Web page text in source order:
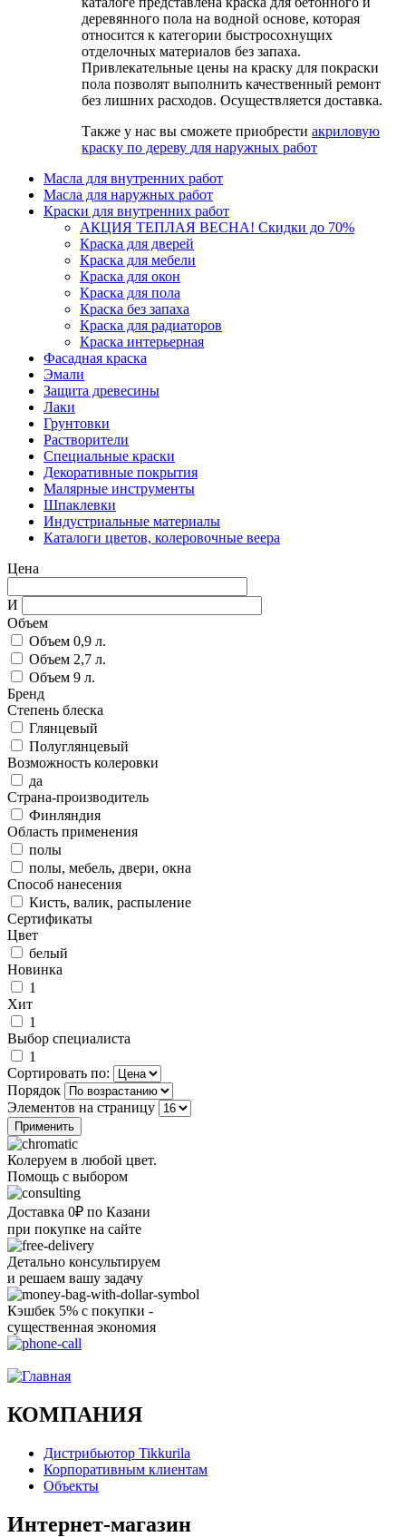
деревянного пола на водной основе, которая
относится к категории быстросохнущих
отделочных материалов без запаха.
Привлекательные цены на краску для покраски
пола позволят выполнить качественный ремонт
без лишних расходов. Осуществляется доставка.
Также у нас вы сможете приобрестиакриловую
краску по дереву для наружных работ
Масла для внутренних работ
Масла для наружных работ
Краски для внутренних работ
АКЦИЯ ТЕПЛАЯ ВЕСНА! Скидки до 70%
Краска для дверей
Краска для мебели
Краска для окон
Краска для пола
Краска без запаха
Краска для радиаторов
Краска интерьерная
Фасадная краска
Эмали
Защита древесины
Лаки
Грунтовки
Растворители
Специальные краски
Декоративные покрытия
Малярные инструменты
Шпаклевки
Индустриальные материалы
Каталоги цветов, колеровочные веера
Цена
И
Объем
Объем 0,9 л.
Объем 2,7 л.
Объем 9 л.
Бренд
Степень блеска
Глянцевый
Полуглянцевый
Возможность колеровки
да
Страна-производитель
Финляндия
Область применения
полы
полы, мебель, двери, окна
Способ нанесения
Кисть, валик, распыление
Сертификаты
Цвет
белый
Новинка
1
Хит
1
Выбор специалиста
1
Сортировать по:
Порядок
Элементов на страницу
Колеруем в любой цвет.
Помощь с выбором
Доставка 0₽ по Казани
при покупке на сайте
Детально консультируем
и решаем вашу задачу
Кэшбек 5% с покупки -
существенная экономия
КОМПАНИЯ
Дистрибьютор Tikkurila
Корпоративным клиентам
Объекты
Интернет-магазин